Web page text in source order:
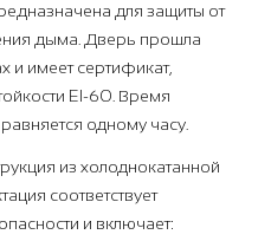
для защиты от
дыма. Дверь прошла
и имеет сертификат,
EI-60. Время
одному часу.
из холоднокатанной
соответствует
и включает: